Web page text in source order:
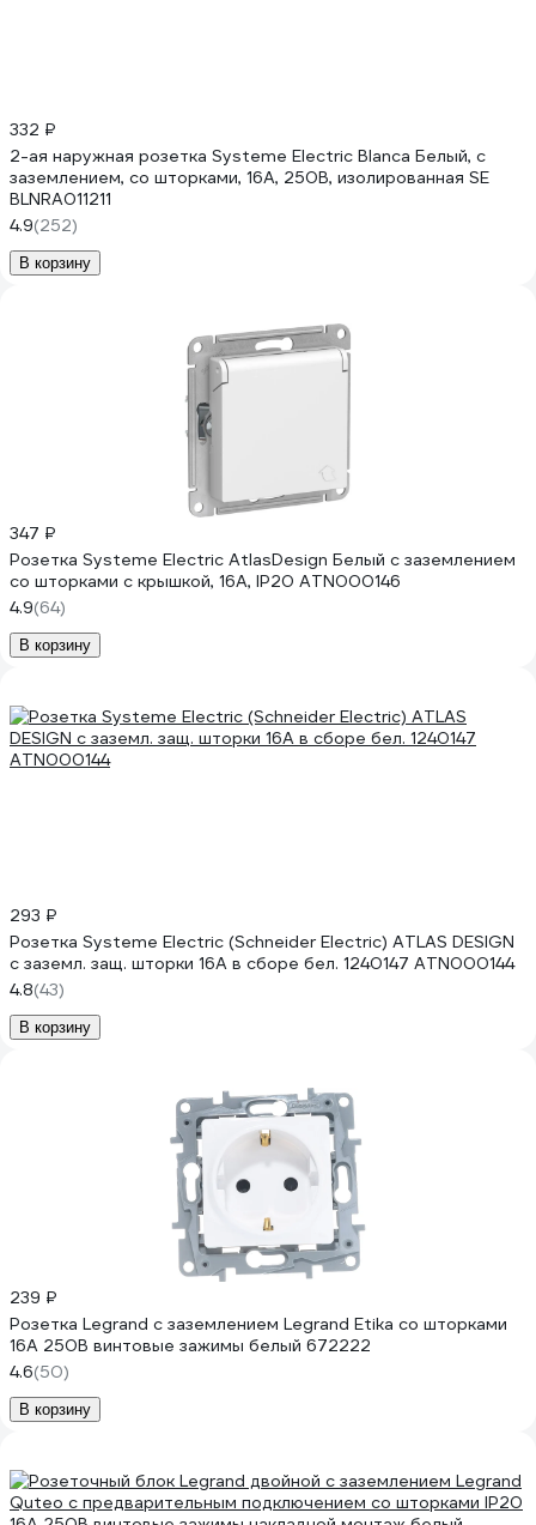
332 ₽
2-ая наружная розетка Systeme Electric Blanca Белый, с
заземлением, со шторками, 16А, 250В, изолированная SE
BLNRA011211
4.9(252)
В корзину
347 ₽
Розетка Systeme Electric AtlasDesign Белый с заземлением
со шторками с крышкой, 16А, IP20 ATN000146
4.9(64)
В корзину
293 ₽
Розетка Systeme Electric (Schneider Electric) ATLAS DESIGN
с заземл. защ. шторки 16А в сборе бел. 1240147 ATN000144
4.8(43)
В корзину
239 ₽
Розетка Legrand с заземлением Legrand Etika со шторками
16А 250В винтовые зажимы белый 672222
4.6(50)
В корзину